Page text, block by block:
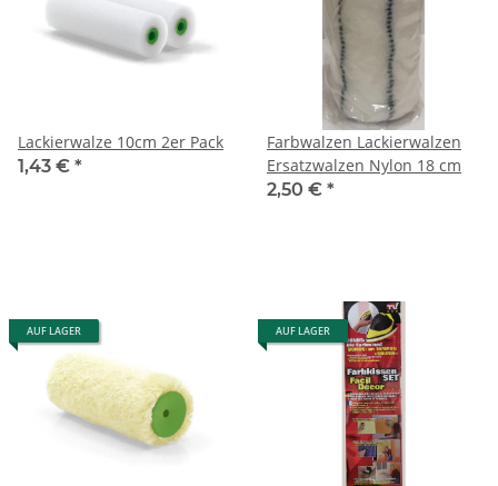
Lackierwalze 10cm 2er Pack
1,43 € *
Farbwalzen Lackierwalzen
Ersatzwalzen Nylon 18 cm
2,50 € *
AUF LAGER AUF LAGER